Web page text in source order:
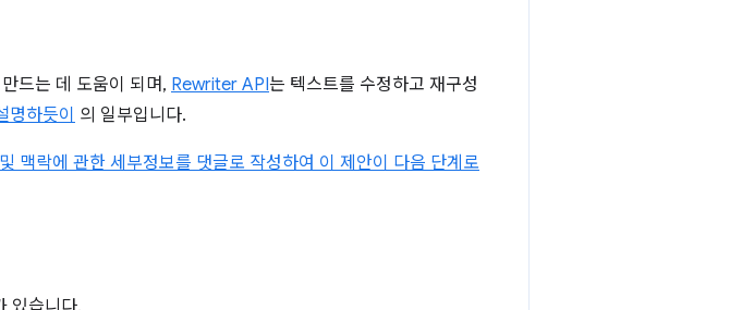
드는 데 도움이 되며, Rewriter API는 텍스트를 수정하고 재구성
명하듯이 의 일부입니다.
맥락에 관한 세부정보를 댓글로 작성하여 이 제안이 다음 단계로